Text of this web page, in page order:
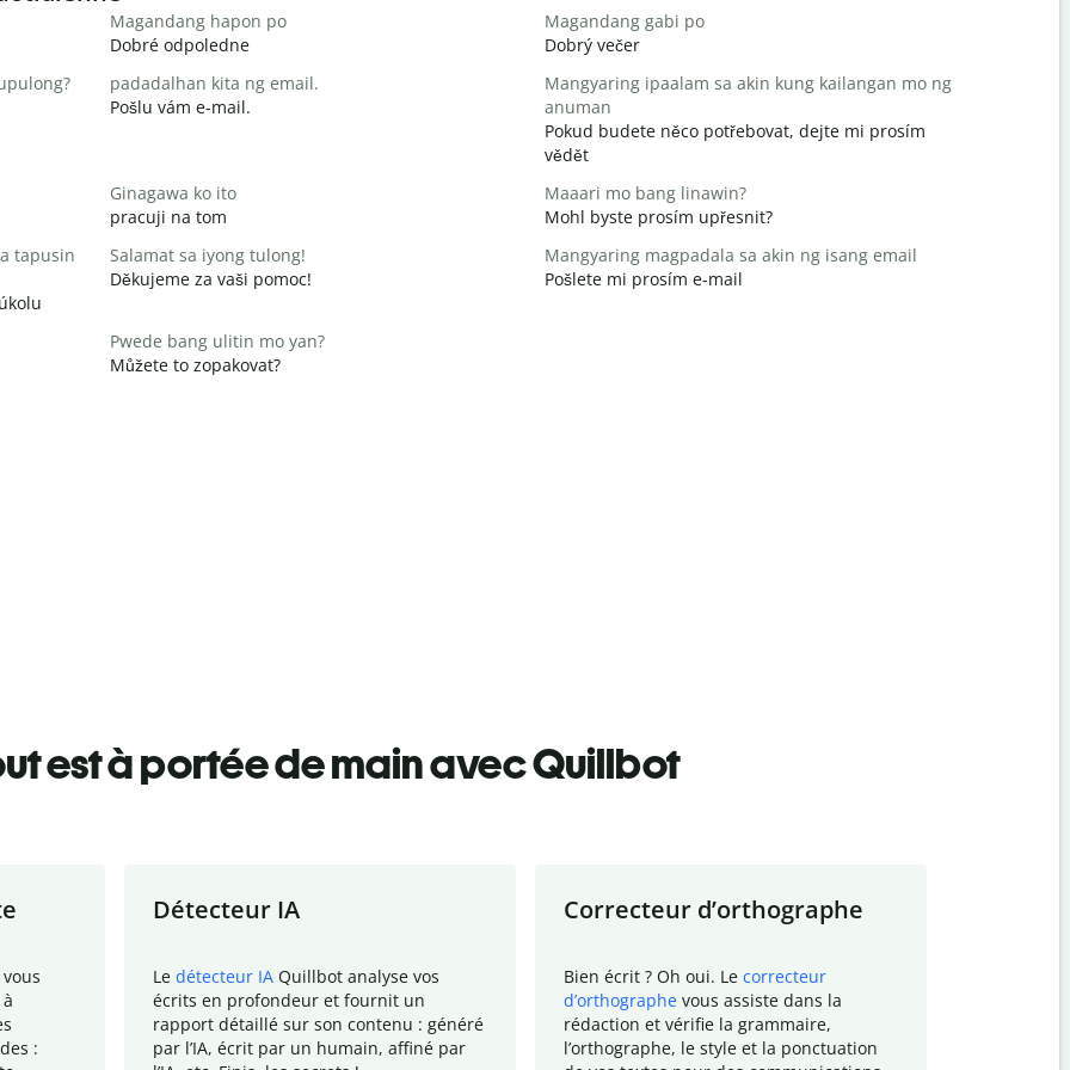
Magandang hapon po
Dobré odpoledne
Magandang gabi po
Dobrý večer
padadalhan kita ng email.
Pošlu vám e-mail.
Mangyaring ipaalam sa akin kung kailangan mo ng
anuman
Pokud budete něco potřebovat, dejte mi prosím
vědět
Ginagawa ko ito
pracuji na tom
Maaari mo bang linawin?
Mohl byste prosím upřesnit?
tapusin
Salamat sa iyong tulong!
Děkujeme za vaši pomoc!
Mangyaring magpadala sa akin ng isang email
Pošlete mi prosím e-mail
Pwede bang ulitin mo yan?
Můžete to zopakovat?
est à portée de main avec Quillbot
:
Détecteur IA
Le détecteur IA Quillbot analyse vos
écrits en profondeur et fournit un
rapport détaillé sur son contenu : généré
par l’IA, écrit par un humain, affiné par
Correcteur d’orthographe
Bien écrit ? Oh oui. Le correcteur
d’orthographe vous assiste dans la
rédaction et vérifie la grammaire,
l’orthographe, le style et la ponctuation